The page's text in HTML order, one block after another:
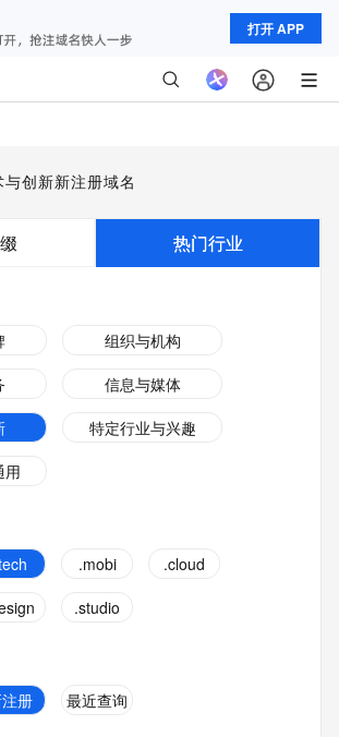
打开 APP
与创新新注册域名
热门行业
组织与机构
信息与媒体
特定行业与兴趣
用
.mobi
.cloud
.studio
册 最近查询